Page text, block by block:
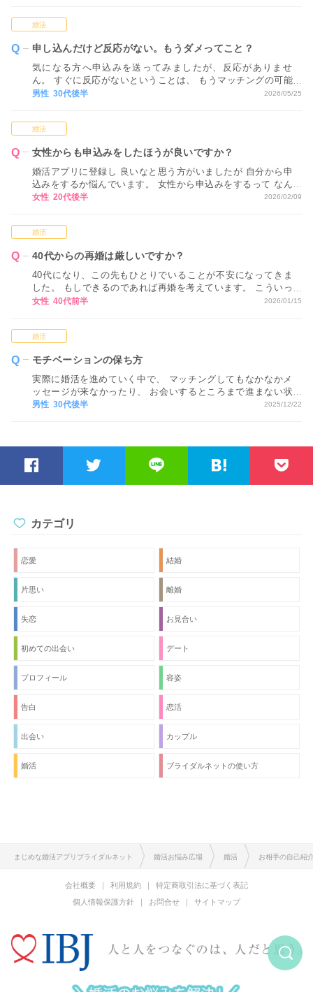
りがたいです。
婚活
申し込んだけど反応がない。もうダメってこと？
気になる方へ申込みを送ってみましたが、反応がありませ
ん。 すぐに反応がないということは、 もうマッチングの可能
性はないということでしょうか…？
男性 30代後半 2026/05/25
婚活
女性からも申込みをしたほうが良いですか？
婚活アプリに登録し 良いなと思う方がいましたが 自分から申
込みをするか悩んでいます。 女性から申込みをするって なん
だか気恥ずかしく感じてしまいます。
女性 20代後半 2026/02/09
婚活
40代からの再婚は厳しいですか？
40代になり、この先もひとりでいることが不安になってきま
した。 もしできるのであれば再婚を考えています。 こういっ
たネットでの婚活では、40代からの再婚は厳しいですか？ ア
女性 40代前半 2026/01/15
婚活
モチベーションの保ち方
実際に婚活を進めていく中で、 マッチングしてもなかなかメ
ッセージが来なかったり、 お会いするところまで進まない状
況が続くと、 どうしても気持ちが疲れてしまい、 モチベーシ
男性 30代後半 2025/12/22
カテゴリ
恋愛 結婚
片思い 離婚
失恋 お見合い
初めての出会い デート
プロフィール 容姿
告白 恋活
出会い カップル
婚活 ブライダルネットの使い方
まじめな婚活アプリブライダルネット 婚活お悩み広場 婚活 お相手の自己紹
会社概要 利用規約
特定商取引法に基づく表記
個人情報保護方針
お問合せ サイトマップ